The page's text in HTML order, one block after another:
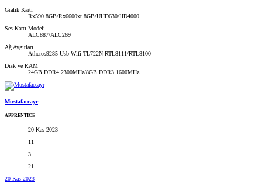
Grafik Kartı
Rx590 8GB/Rx6600xt 8GB/UHD630/HD4000
Ses Kartı Modeli
ALC887/ALC269
Ağ Aygıtları
Atheros9285 Usb Wifi TL722N RTL8111/RTL8100
Disk ve RAM
24GB DDR4 2300MHz/8GB DDR3 1600MHz
Mustafaccayr
APPRENTICE
20 Kas 2023
11
3
21
20 Kas 2023